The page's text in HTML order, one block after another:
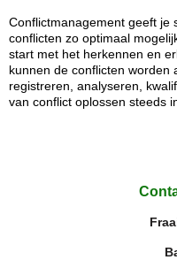
Conflictmanagement geeft je
conflicten zo optimaal
start met het herkennen en
kunnen de conflicten worden
registreren, analyseren,
van conflict oplossen steeds